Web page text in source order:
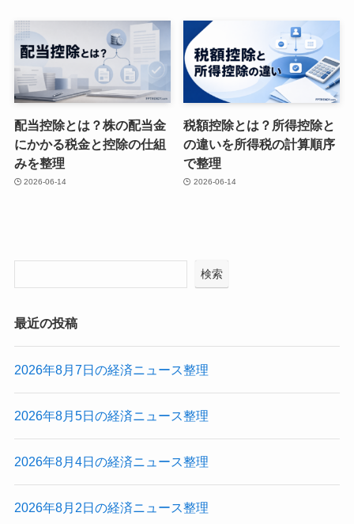
配当控除とは？株の配当金
にかかる税金と控除の仕組
みを整理
2026-06-14
税額控除とは？所得控除と
の違いを所得税の計算順序
で整理
2026-06-14
検索
最近の投稿
2026年8月7日の経済ニュース整理
2026年8月5日の経済ニュース整理
2026年8月4日の経済ニュース整理
2026年8月2日の経済ニュース整理